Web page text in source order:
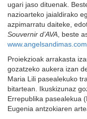
ugari jaso dituenak.
nazioarteko jaialdirako
azpimarratu daiteke,
Souvernir d’AVA , beste
Proiekzioak arrakasta
gozatzeko aukera izan
Maria Lili pasealekuko
bitartean. Ikuskizunaz
Errepublika pasealekua
Eugenia antzokiaren